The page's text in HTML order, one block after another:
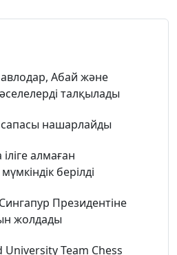
Абай және
талқылады
сапасы нашарлайды
алмаған
берілді
Президентіне
жолдады
Team Chess